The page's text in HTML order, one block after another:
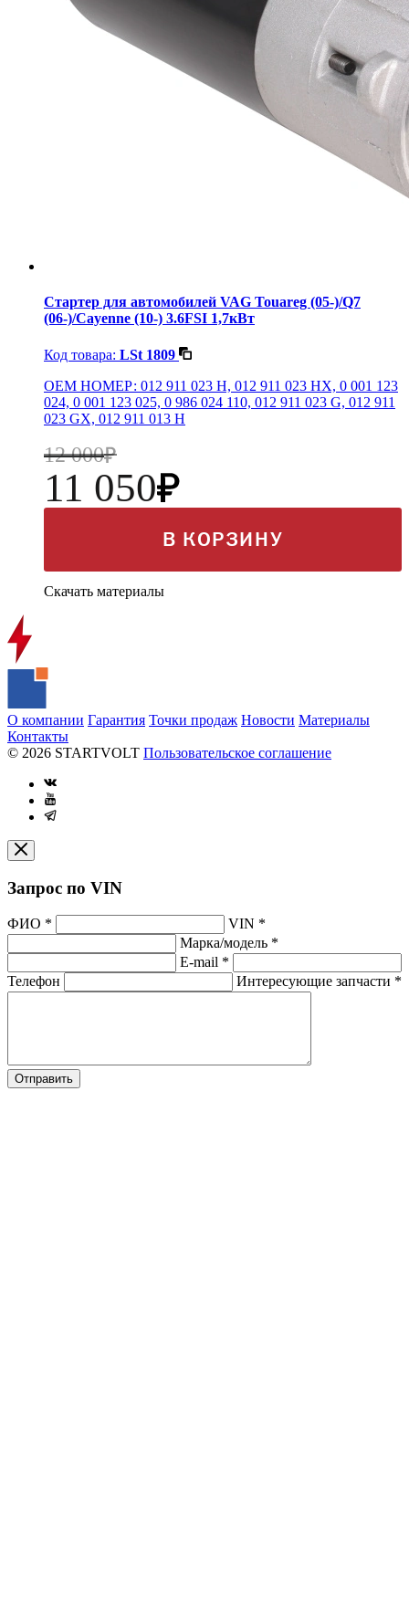
Стартер для автомобилей VAG Touareg (05-)/Q7
(06-)/Cayenne (10-) 3.6FSI 1,7кВт
Код товара: LSt 1809
OEM НОМЕР: 012 911 023 H, 012 911 023 HX, 0 001 123
024, 0 001 123 025, 0 986 024 110, 012 911 023 G, 012 911
023 GX, 012 911 013 H
12 000
11 050
В КОРЗИНУ
Скачать материалы
О компании Гарантия Точки продаж Новости Материалы
Контакты
© 2026 STARTVOLT Пользовательское соглашение
Запрос по VIN
ФИО * VIN *
Марка/модель *
E-mail *
Телефон
Интересующие запчасти *